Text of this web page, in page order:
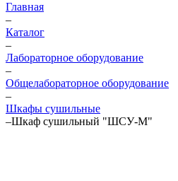
Главная
–
Каталог
–
Лабораторное оборудование
–
Общелабораторное оборудование
–
Шкафы сушильные
–Шкаф сушильный "ШСУ-М"